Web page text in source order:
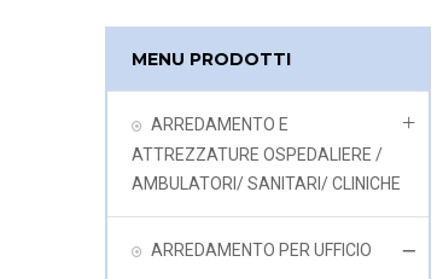
MENU PRODOTTI
ARREDAMENTO E
ATTREZZATURE OSPEDALIERE /
AMBULATORI/ SANITARI/ CLINICHE
ARREDAMENTO PER UFFICIO